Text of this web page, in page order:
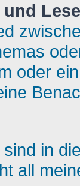
oder
in
all